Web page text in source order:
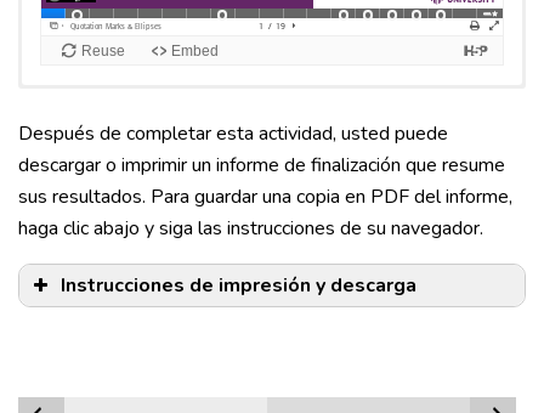
Después de completar esta actividad, usted puede
descargar o imprimir un informe de finalización que resume
sus resultados. Para guardar una copia en PDF del informe,
haga clic abajo y siga las instrucciones de su navegador.
Instrucciones de impresión y descarga